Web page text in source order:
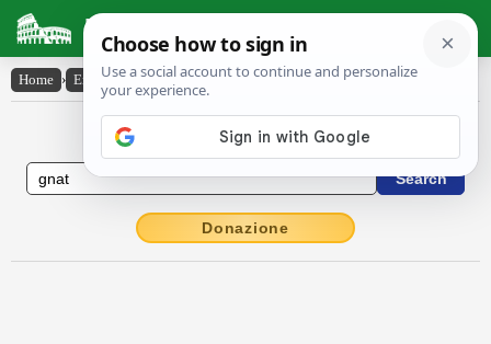
Latin Dictionary
Home › English-Latin › gnat
English to Latin Dictionary
Donazione